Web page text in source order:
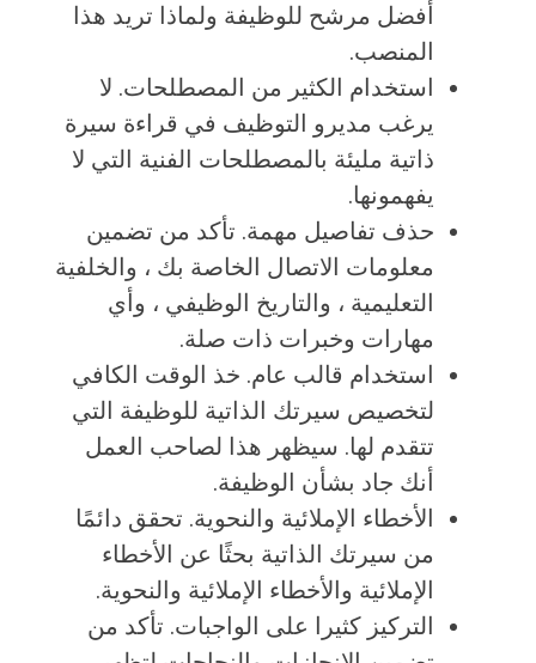
أفضل مرشح للوظيفة ولماذا تريد هذا
المنصب.
استخدام الكثير من المصطلحات. لا
يرغب مديرو التوظيف في قراءة سيرة
ذاتية مليئة بالمصطلحات الفنية التي لا
يفهمونها.
حذف تفاصيل مهمة. تأكد من تضمين
معلومات الاتصال الخاصة بك ، والخلفية
التعليمية ، والتاريخ الوظيفي ، وأي
مهارات وخبرات ذات صلة.
استخدام قالب عام. خذ الوقت الكافي
لتخصيص سيرتك الذاتية للوظيفة التي
تتقدم لها. سيظهر هذا لصاحب العمل
أنك جاد بشأن الوظيفة.
الأخطاء الإملائية والنحوية. تحقق دائمًا
من سيرتك الذاتية بحثًا عن الأخطاء
الإملائية والأخطاء الإملائية والنحوية.
التركيز كثيرا على الواجبات. تأكد من